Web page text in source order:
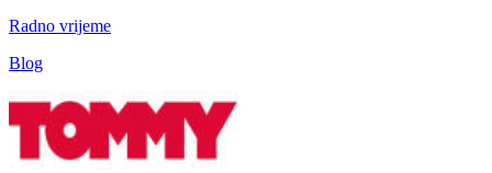
Radno vrijeme
Blog